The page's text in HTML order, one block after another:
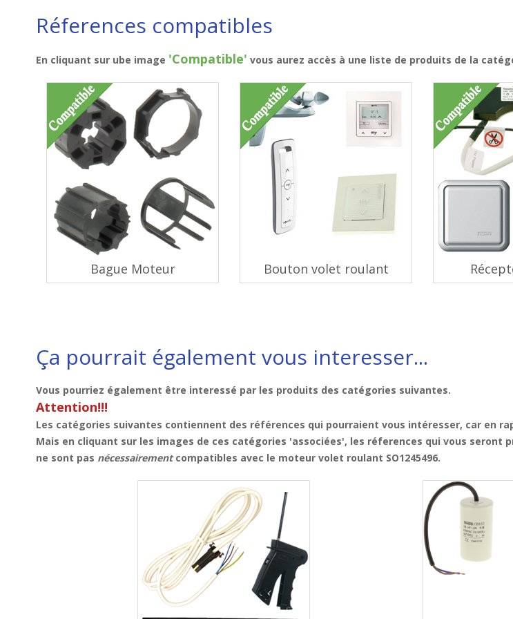
Réferences compatibles
En cliquant sur ube image 'Compatible' vous aurez accès à une liste de produits de la
Bague Moteur Bouton volet roulant
Ça pourrait également vous interesser...
Vous pourriez également être interessé par les produits des catégories suivantes.
Attention!!!
Les catégories suivantes contiennent des références qui pourraient vous intéresser, car en
Mais en cliquant sur les images de ces catégories 'associées', les réferences qui vous seront
ne sont pas nécessairementcompatibles avec le moteur volet roulant SO1245496.